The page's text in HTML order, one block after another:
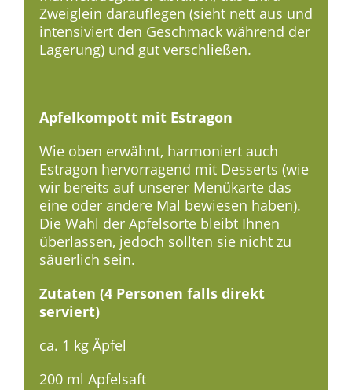
Zweiglein darauflegen (sieht nett aus und
intensiviert den Geschmack während der
Lagerung) und gut verschließen.
Apfelkompott mit Estragon
Wie oben erwähnt, harmoniert auch
Estragon hervorragend mit Desserts (wie
wir bereits auf unserer Menükarte das
eine oder andere Mal bewiesen haben).
Die Wahl der Apfelsorte bleibt Ihnen
überlassen, jedoch sollten sie nicht zu
säuerlich sein.
Zutaten (4 Personen falls direkt
serviert)
ca. 1 kg Äpfel
200 ml Apfelsaft